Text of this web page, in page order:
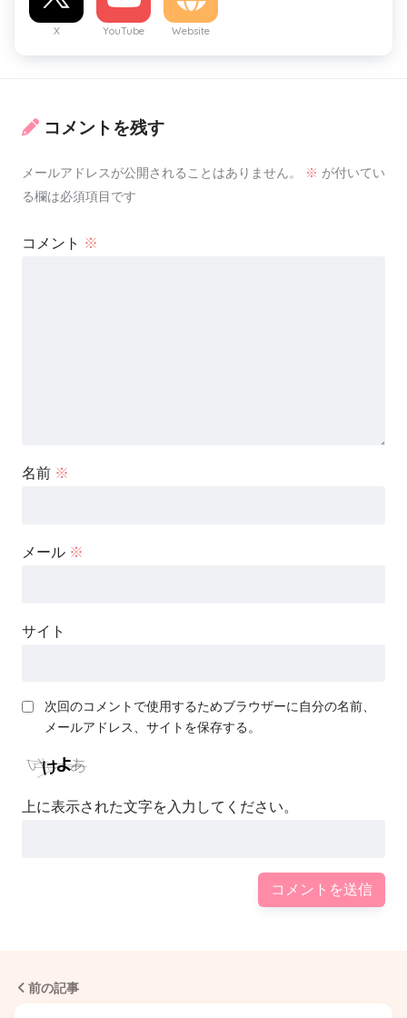
X YouTube Website
コメントを残す
メールアドレスが公開されることはありません。 ※ が付いてい
る欄は必須項目です
コメント ※
名前 ※
メール ※
サイト
次回のコメントで使用するためブラウザーに自分の名前、
メールアドレス、サイトを保存する。
上に表示された文字を入力してください。
前の記事